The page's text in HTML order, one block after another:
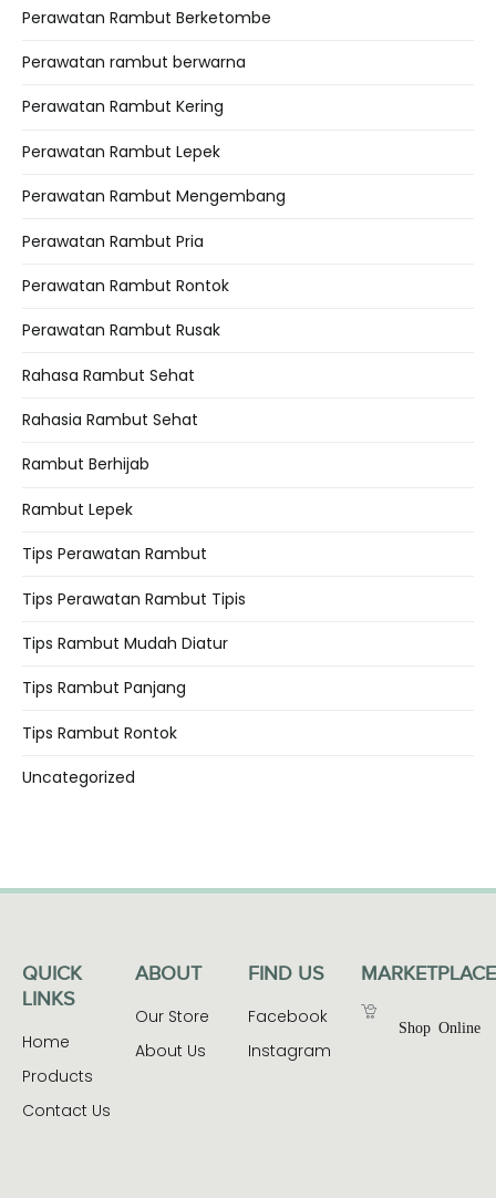
Perawatan Rambut Berketombe
Perawatan rambut berwarna
Perawatan Rambut Kering
Perawatan Rambut Lepek
Perawatan Rambut Mengembang
Perawatan Rambut Pria
Perawatan Rambut Rontok
Perawatan Rambut Rusak
Rahasa Rambut Sehat
Rahasia Rambut Sehat
Rambut Berhijab
Rambut Lepek
Tips Perawatan Rambut
Tips Perawatan Rambut Tipis
Tips Rambut Mudah Diatur
Tips Rambut Panjang
Tips Rambut Rontok
Uncategorized
QUICK
LINKS
Home
Products
Contact Us
ABOUT
Our Store
About Us
FIND US
Facebook
Instagram
MARKETPLACE
Shop Online